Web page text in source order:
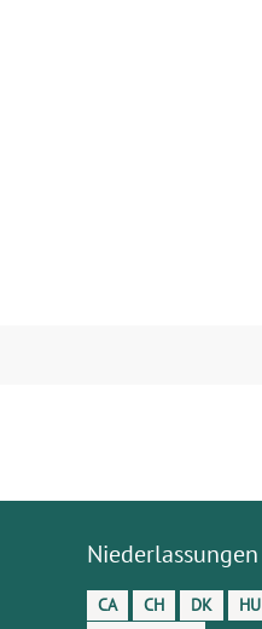
Niederlassungen
CA CH DK HU